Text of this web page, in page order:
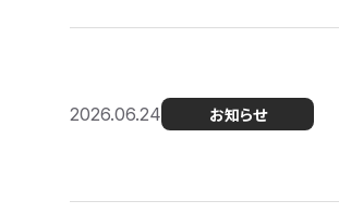
2026.06.24 お知らせ